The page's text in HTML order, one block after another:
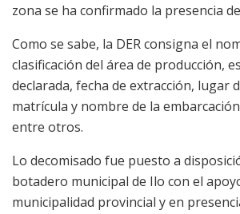
zona se ha confirmado la presencia
Como se sabe, la DER consigna el
clasificación del área de producción,
declarada, fecha de extracción, lugar
matrícula y nombre de la
entre otros.
Lo decomisado fue puesto a
botadero municipal de Ilo con el
municipalidad provincial y en